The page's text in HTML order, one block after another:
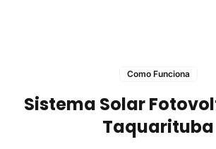
Como Funciona
Sistema Solar
Taquarituba